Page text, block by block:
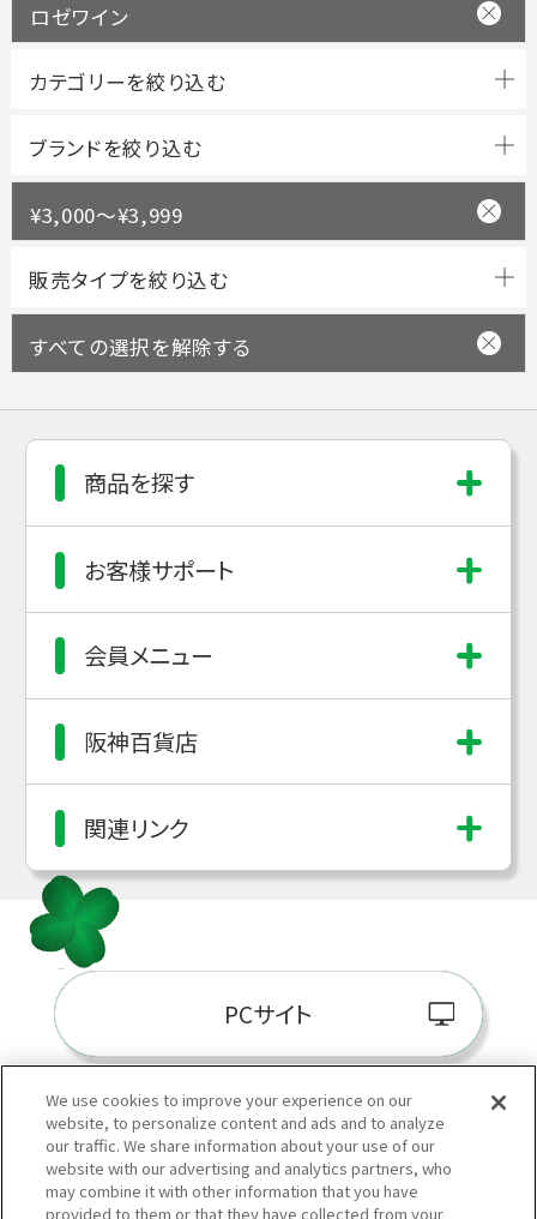
ロゼワイン
ブランドを絞り込む
¥3,000～¥3,999
すべての選択を解除する
商品を探す
お客様サポート
会員メニュー
阪神百貨店
関連リンク
PCサイト
阪神百貨店E-
We use cookies to improve your experience on our
website, to personalize content and ads and to analyze
our traffic. We share information about your use of our
website with our advertising and analytics partners, who
may combine it with other information that you have
provided to them or that they have collected from your